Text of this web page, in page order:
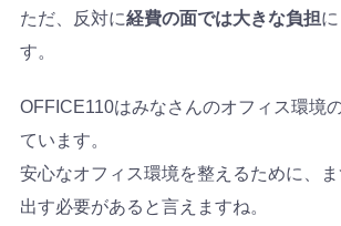
ただ、反対に経費の面では大きな負担
す。
OFFICE110はみなさんのオフィス環境
ています。
安心なオフィス環境を整えるために、
出す必要があると言えますね。